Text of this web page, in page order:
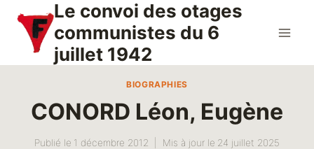
contenu
Le convoi des otages
communistes du 6
juillet 1942
BIOGRAPHIES
CONORD Léon, Eugène
Publié le 1 décembre 2012 Mis à jour le 24 juillet 2025